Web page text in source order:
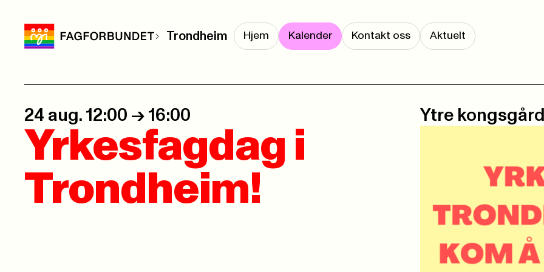
Trondheim Hjem Kalender Kontakt oss Aktuelt
24 aug. 12:00 -> 16:00 Ytre
Yrkesfagdag i
Trondheim!